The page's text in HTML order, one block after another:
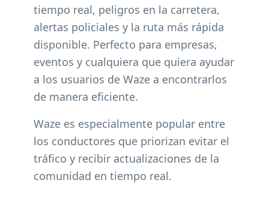
tiempo real, peligros en la carretera,
alertas policiales y la ruta más rápida
disponible. Perfecto para empresas,
eventos y cualquiera que quiera ayudar
a los usuarios de Waze a encontrarlos
de manera eficiente.
Waze es especialmente popular entre
los conductores que priorizan evitar el
tráfico y recibir actualizaciones de la
comunidad en tiempo real.